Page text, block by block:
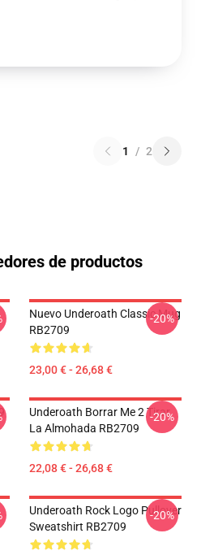
1 / 2
de productos
Nuevo Underoath Classic Mug
RB2709
23,00 € - 26,68 €
-20%
Underoath Borrar Me 2 Tirar
La Almohada RB2709
22,08 € - 26,68 €
-20%
Underoath Rock Logo Pullover
Sweatshirt RB2709
-20%